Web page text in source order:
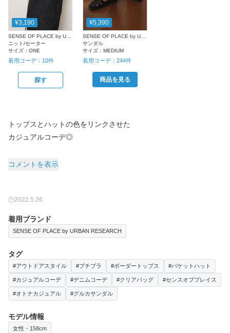
¥3,190
ニット/セーター
サイズ： ONE
着用コーデ： 10件
探す
¥5,390
サンダル
サイズ：MEDIUM
着用コーデ：244件
商品を見る
トップスとハットの色をリンクさせた
カジュアルコーデ◎
コメントを表示
2022.5.26
着用ブランド
SENSE OF PLACE by URBAN RESEARCH
タグ
#アウトドアスタイル #プチプラ #ボーダートップス #バケットハット
#カジュアルコーデ #デニムコーデ #クリアバッグ #センスオブプレイス
#オトナカジュアル #グルカサンダル
モデル情報
女性・158cm